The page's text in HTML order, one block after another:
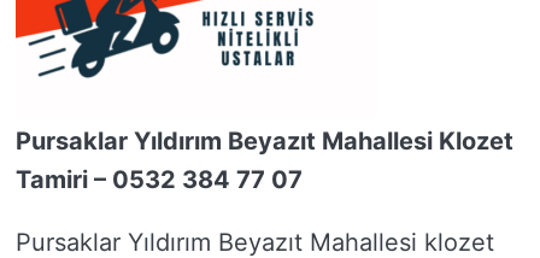
Pursaklar Yıldırım Beyazıt Mahallesi Klozet
Tamiri – 0532 384 77 07
Pursaklar Yıldırım Beyazıt Mahallesi klozet